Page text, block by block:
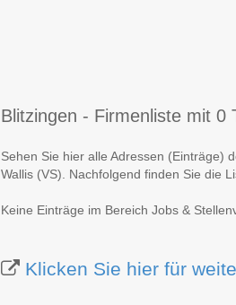
Blitzingen - Firmenliste mit 0
Sehen Sie hier alle Adressen (Einträge)
Wallis (VS). Nachfolgend finden Sie die
Keine Einträge im Bereich Jobs &
Klicken Sie hier für